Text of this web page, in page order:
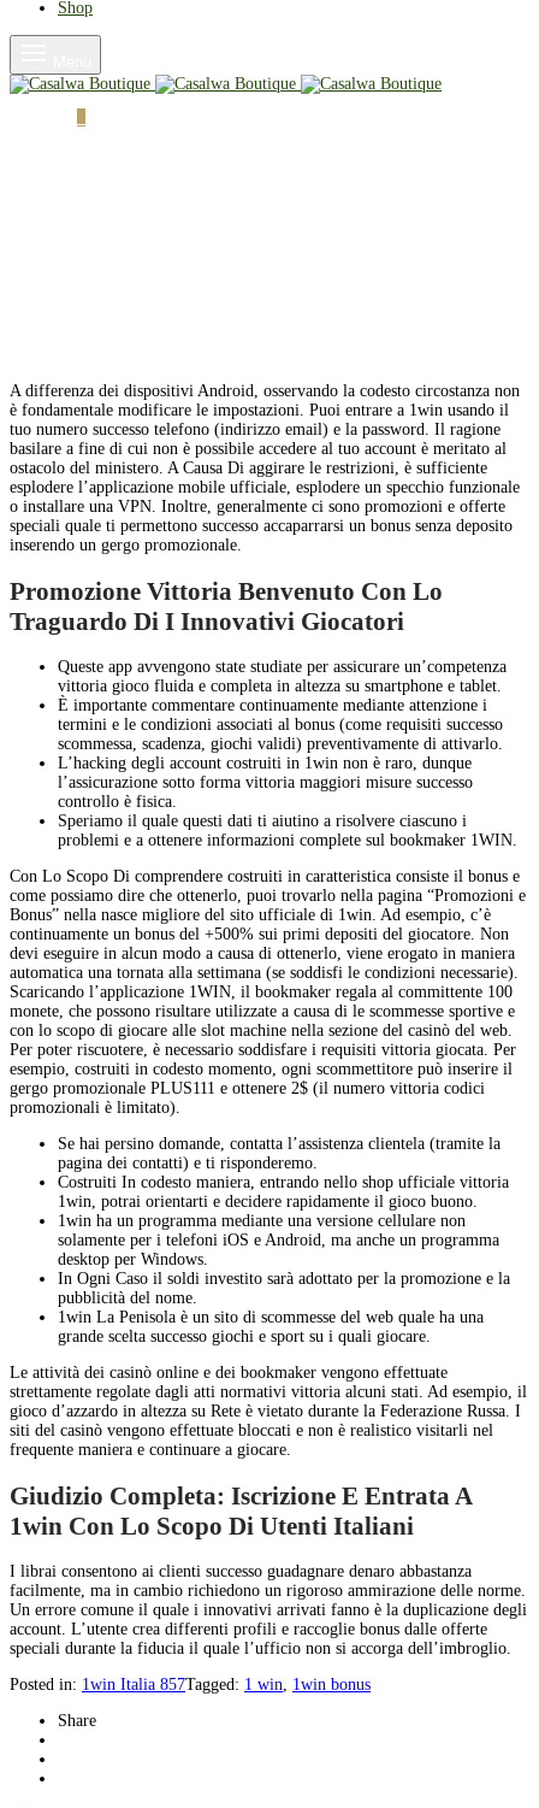
Shop
A differenza dei dispositivi Android, osservando la codesto circostanza non
è fondamentale modificare le impostazioni. Puoi entrare a 1win usando il
tuo numero successo telefono (indirizzo email) e la password. Il ragione
basilare a fine di cui non è possibile accedere al tuo account è meritato al
ostacolo del ministero. A Causa Di aggirare le restrizioni, è sufficiente
esplodere l’applicazione mobile ufficiale, esplodere un specchio funzionale
o installare una VPN. Inoltre, generalmente ci sono promozioni e offerte
speciali quale ti permettono successo accaparrarsi un bonus senza deposito
inserendo un gergo promozionale.
Promozione Vittoria Benvenuto Con Lo
Traguardo Di I Innovativi Giocatori
Queste app avvengono state studiate per assicurare un’competenza
vittoria gioco fluida e completa in altezza su smartphone e tablet.
È importante commentare continuamente mediante attenzione i
termini e le condizioni associati al bonus (come requisiti successo
scommessa, scadenza, giochi validi) preventivamente di attivarlo.
L’hacking degli account costruiti in 1win non è raro, dunque
l’assicurazione sotto forma vittoria maggiori misure successo
controllo è fisica.
Speriamo il quale questi dati ti aiutino a risolvere ciascuno i
problemi e a ottenere informazioni complete sul bookmaker 1WIN.
Con Lo Scopo Di comprendere costruiti in caratteristica consiste il bonus e
come possiamo dire che ottenerlo, puoi trovarlo nella pagina “Promozioni e
Bonus” nella nasce migliore del sito ufficiale di 1win. Ad esempio, c’è
continuamente un bonus del +500% sui primi depositi del giocatore. Non
devi eseguire in alcun modo a causa di ottenerlo, viene erogato in maniera
automatica una tornata alla settimana (se soddisfi le condizioni necessarie).
Scaricando l’applicazione 1WIN, il bookmaker regala al committente 100
monete, che possono risultare utilizzate a causa di le scommesse sportive e
con lo scopo di giocare alle slot machine nella sezione del casinò del web.
Per poter riscuotere, è necessario soddisfare i requisiti vittoria giocata. Per
esempio, costruiti in codesto momento, ogni scommettitore può inserire il
gergo promozionale PLUS111 e ottenere 2$ (il numero vittoria codici
promozionali è limitato).
Se hai persino domande, contatta l’assistenza clientela (tramite la
pagina dei contatti) e ti risponderemo.
Costruiti In codesto maniera, entrando nello shop ufficiale vittoria
1win, potrai orientarti e decidere rapidamente il gioco buono.
1win ha un programma mediante una versione cellulare non
solamente per i telefoni iOS e Android, ma anche un programma
desktop per Windows.
In Ogni Caso il soldi investito sarà adottato per la promozione e la
pubblicità del nome.
1win La Penisola è un sito di scommesse del web quale ha una
grande scelta successo giochi e sport su i quali giocare.
Le attività dei casinò online e dei bookmaker vengono effettuate
strettamente regolate dagli atti normativi vittoria alcuni stati. Ad esempio, il
gioco d’azzardo in altezza su Rete è vietato durante la Federazione Russa. I
siti del casinò vengono effettuate bloccati e non è realistico visitarli nel
frequente maniera e continuare a giocare.
Giudizio Completa: Iscrizione E Entrata A
1win Con Lo Scopo Di Utenti Italiani
I librai consentono ai clienti successo guadagnare denaro abbastanza
facilmente, ma in cambio richiedono un rigoroso ammirazione delle norme.
Un errore comune il quale i innovativi arrivati fanno è la duplicazione degli
account. L’utente crea differenti profili e raccoglie bonus dalle offerte
speciali durante la fiducia il quale l’ufficio non si accorga dell’imbroglio.
Posted in: 1win Italia 857Tagged: 1 win, 1win bonus
Share